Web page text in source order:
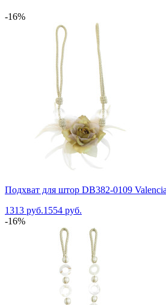
-16%
Подхват для штор DB382-0109
1313 руб.1554 руб.
-16%